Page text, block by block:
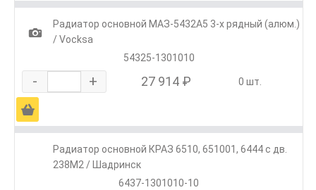
1
Радиатор основной МАЗ-5432А5 3-х рядный (алюм.)
/ Vocksa
54325-1301010
- + 27 914 ₽ 0 шт.
Ä
Радиатор основной КРАЗ 6510, 651001, 6444 с дв.
238М2 / Шадринск
6437-1301010-10